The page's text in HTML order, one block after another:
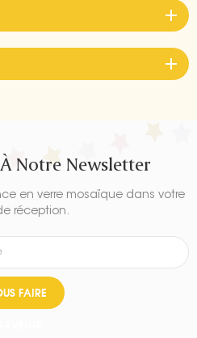
Notre Newsletter
en verre mosaïque dans votre
réception.
FAIRE